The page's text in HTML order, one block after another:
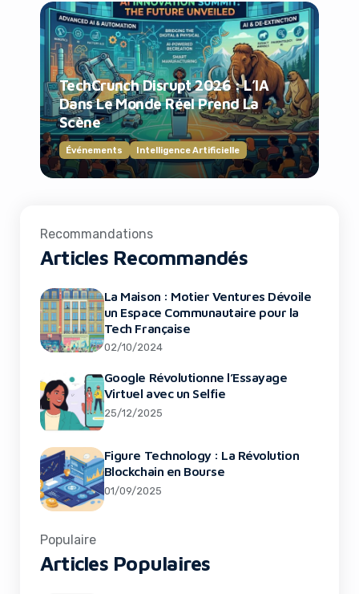
TechCrunch Disrupt 2026 : L’IA
Dans Le Monde Réel Prend La
Scène
Événements Intelligence Artificielle
Recommandations
Articles Recommandés
La Maison : Motier Ventures Dévoile
un Espace Communautaire pour la
Tech Française
02/10/2024
Google Révolutionne l’Essayage
Virtuel avec un Selfie
25/12/2025
Figure Technology : La Révolution
Blockchain en Bourse
01/09/2025
Populaire
Articles Populaires